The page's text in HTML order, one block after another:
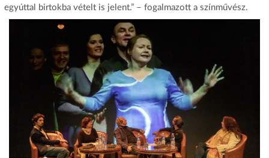
egyúttal birtokba vételt is jelent.” – fogalmazott a színművész.